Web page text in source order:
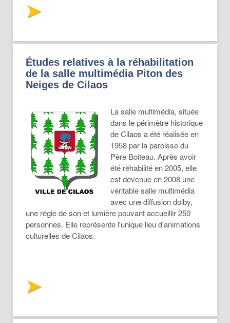
Études relatives à la réhabilitation
de la salle multimédia Piton des
Neiges de Cilaos
La salle multimédia, située
dans le périmètre historique
de Cilaos a été réalisée en
1958 par la paroisse du
Père Boiteau. Après avoir
été réhabilité en 2005, elle
est devenue en 2008 une
véritable salle multimédia
avec une diffusion dolby,
une régie de son et lumière pouvant accueillir 250
personnes. Elle représente l'unique lieu d'animations
culturelles de Cilaos.